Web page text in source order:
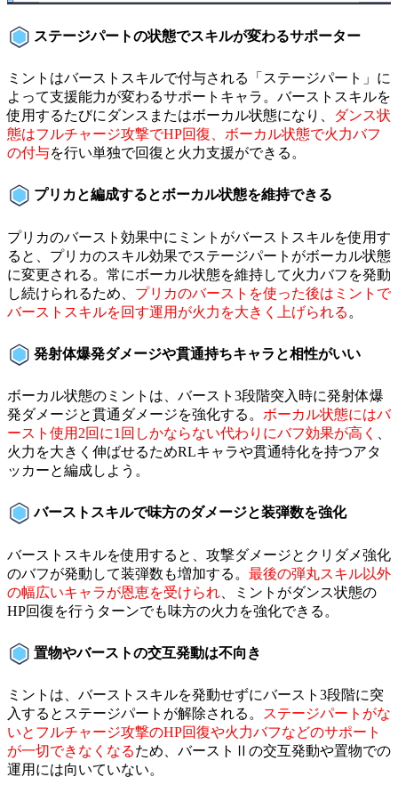
ステージパートの状態でスキルが変わるサポーター
ミントはバーストスキルで付与される「ステージパート」に
よって支援能力が変わるサポートキャラ。バーストスキルを
使用するたびにダンスまたはボーカル状態になり、
ダンス状
態はフルチャージ攻撃でHP回復、ボーカル状態で火力バフ
の付与を行い単独で回復と火力支援ができる。
プリカと編成するとボーカル状態を維持できる
プリカのバースト効果中にミントがバーストスキルを使用す
ると、プリカのスキル効果でステージパートがボーカル状態
に変更される。常にボーカル状態を維持して火力バフを発動
し続けられるため、 プリカのバーストを使った後はミントで
バーストスキルを回す運用が火力を大きく上げられる 。
発射体爆発ダメージや貫通持ちキャラと相性がいい
ボーカル状態のミントは、バースト3段階突入時に発射体爆
発ダメージと貫通ダメージを強化する。 ボーカル状態にはバ
ースト使用2回に1回しかならない代わりにバフ効果が高く
火力を大きく伸ばせるためRLキャラや貫通特化を持つアタ
ッカーと編成しよう。
バーストスキルで味方のダメージと装弾数を強化
バーストスキルを使用すると、攻撃ダメージとクリダメ強化
のバフが発動して装弾数も増加する。 最後の弾丸スキル以外
の幅広いキャラが恩恵を受けられ 、ミントがダンス状態の
HP回復を行うターンでも味方の火力を強化できる。
置物やバーストの交互発動は不向き
ミントは、バーストスキルを発動せずにバースト3段階に突
入するとステージパートが解除される。
ステージパートがな
いとフルチャージ攻撃のHP回復や火力バフなどのサポート
が一切できなくなるため、バーストⅡの交互発動や置物での
運用には向いていない。